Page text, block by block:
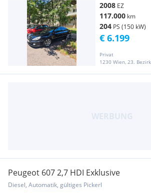
2008 EZ
117.000 km
204 PS (150 kW)
Privat
1230 Wien, 23.
€ 6.199
Peugeot 607 2,7 HDI Exklusive
Diesel, Automatik, gültiges Pickerl